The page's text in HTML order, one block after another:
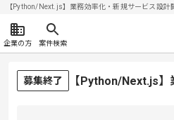
【Python/Next.js】業務効率化・新規サービス設
企業の方 案件検索
募集終了 【Python/Next.js